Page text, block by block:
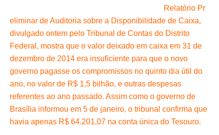
Relatório Pr
eliminar de Auditoria sobre a Disponibilidade de Caixa,
divulgado ontem pelo Tribunal de Contas do Distrito
Federal, mostra que o valor deixado em caixa em 31 de
dezembro de 2014 era insuficiente para que o novo
governo pagasse os compromissos no quinto dia útil do
ano, no valor de R$ 1,5 bilhão, e outras despesas
referentes ao ano passado. Assim como o governo de
Brasília informou em 5 de janeiro, o tribunal confirma que
havia apenas R$ 64.201,07 na conta única do Tesouro.